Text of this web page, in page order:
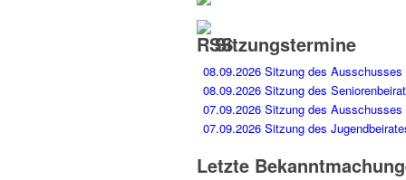
Sitzungstermine
08.09.2026 Sitzung des
08.09.2026 Sitzung des
07.09.2026 Sitzung des
07.09.2026 Sitzung des
Letzte